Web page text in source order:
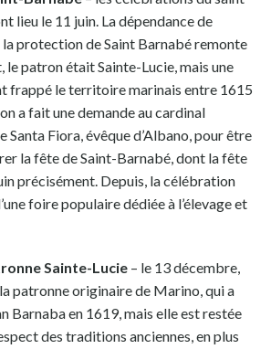
lieu le 11 juin. La dépendance de
la protection de Saint Barnabé remonte
le patron était Sainte-Lucie, mais une
frappé le territoire marinais entre 1615
a fait une demande au cardinal
Santa Fiora, évêque d’Albano, pour être
la fête de Saint-Barnabé, dont la fête
précisément. Depuis, la célébration
foire populaire dédiée à l’élevage et
Sainte-Lucie – le 13 décembre,
patronne originaire de Marino, qui a
Barnaba en 1619, mais elle est restée
des traditions anciennes, en plus